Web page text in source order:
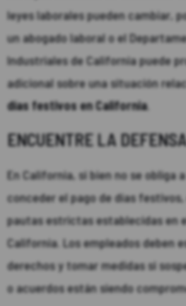
leyes laborales pueden cambiar,
un abogado laboral o el
Industriales de California puede
adicional sobre una situación
días festivos en California.
ENCUENTRE LA
En California, si bien no se obliga
conceder el pago de días
pautas estrictas establecidas en
California. Los empleados deben
derechos y tomar medidas si
o acuerdos están siendo